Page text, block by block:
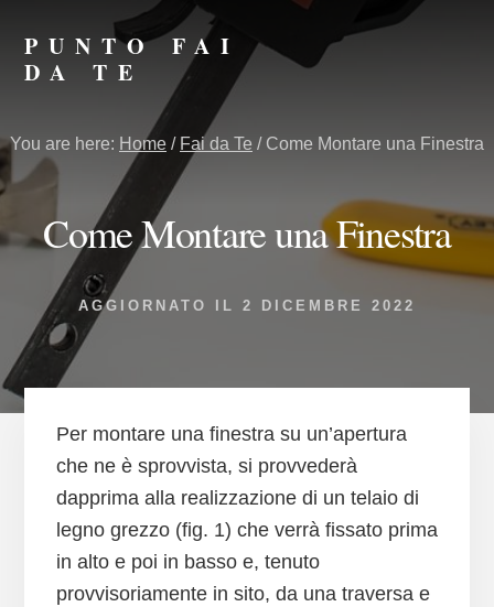
primary
sidebar
content
PUNTO FAI
DA TE
da
Te
You are here: Home / Fai da Te /Come Montare una Finestra
Come Montare una Finestra
AGGIORNATO IL 2 DICEMBRE 2022
Per montare una finestra su un’apertura
che ne è sprovvista, si provvederà
dapprima alla realizzazione di un telaio di
legno grezzo (fig. 1) che verrà fissato prima
in alto e poi in basso e, tenuto
provvisoriamente in sito, da una traversa e